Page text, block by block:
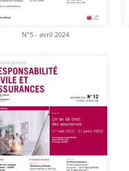
N°5 - avril 2024